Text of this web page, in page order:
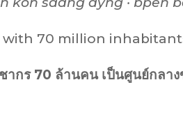
with 70 million
ากร 70 ล้านคน เป็นศูนย์กลา